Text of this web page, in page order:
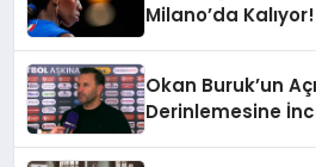
Milano’da Kalıyor!
Okan Buruk’un
Derinlemesine